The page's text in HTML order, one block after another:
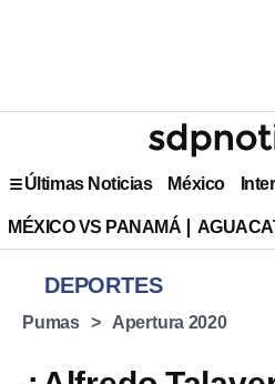
Últimas Noticias México
MÉXICO VS PANAMÁ
DEPORTES
Pumas Apertura 2020